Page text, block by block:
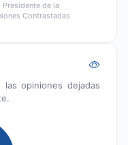
Presidente de la
Contrastadas
opiniones dejadas